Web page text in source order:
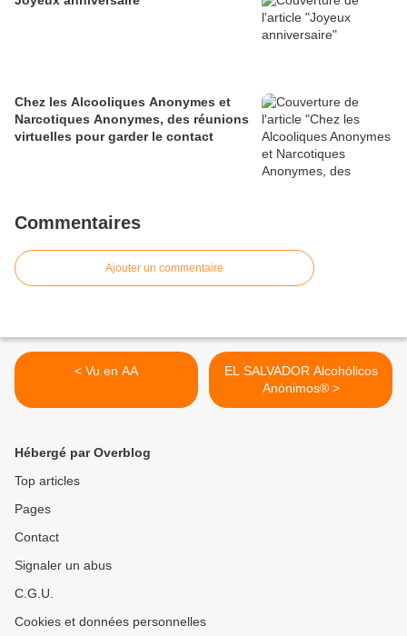
Chez les Alcooliques Anonymes et
Narcotiques Anonymes, des réunions
virtuelles pour garder le contact
Commentaires
Ajouter un commentaire
< Vu en AA
EL SALVADOR Alcohólicos
Anónimos® >
Hébergé par Overblog
Top articles
Pages
Contact
Signaler un abus
C.G.U.
Cookies et données personnelles